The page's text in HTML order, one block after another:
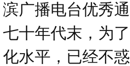
滨广播电台优秀
七十年代末，为
化水平，已经不